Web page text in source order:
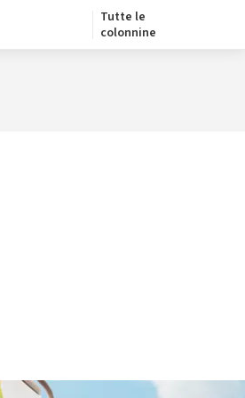
Tutte le
colonnine